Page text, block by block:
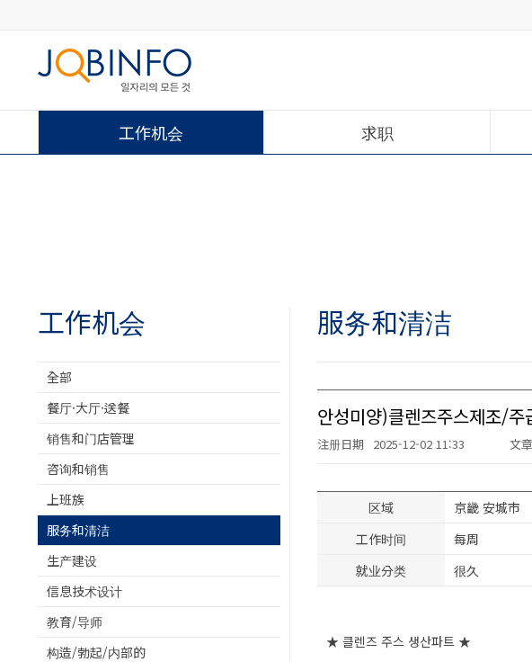
工作机会 求职
工作机会
全部
餐厅·大厅·送餐
销售和门店管理
咨询和销售
上班族
服务和清洁
生产建设
信息技术设计
教育/导师
构造/勃起/内部的
服务和清洁
안성미양)클렌즈주스제조/
注册日期 2025-12-02 11:33 文
区域 京畿 安城市
工作时间
每周
就业分类
很久
★ 클렌즈 주스 생산파트 ★